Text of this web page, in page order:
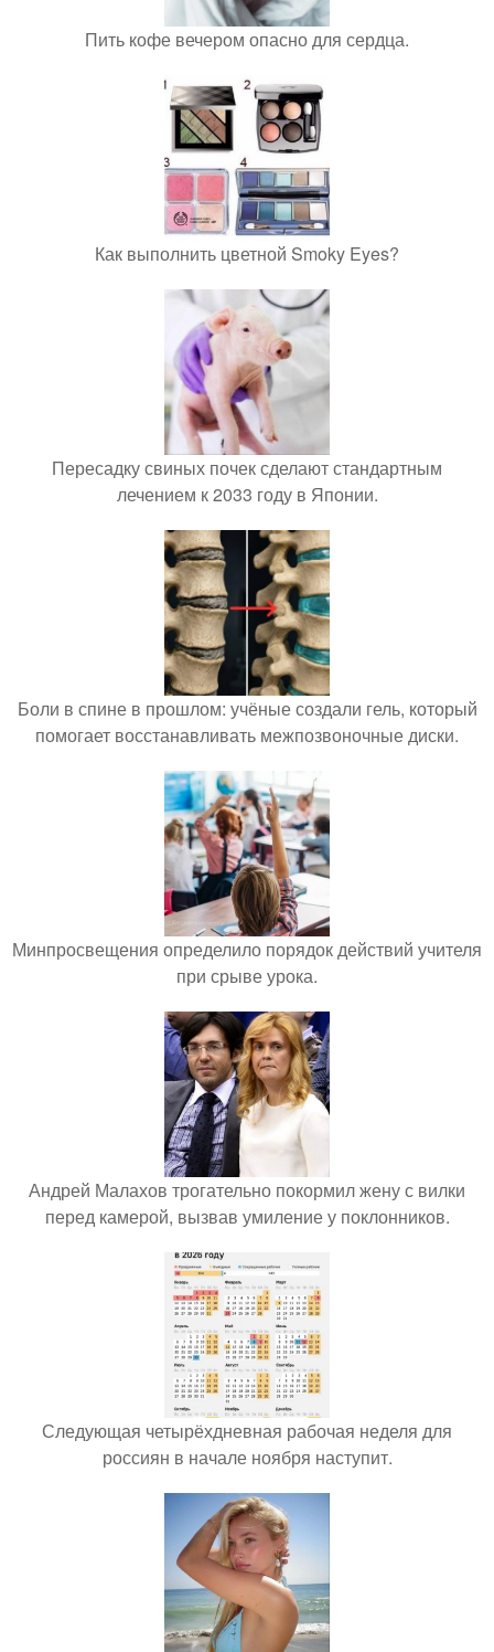
Пить кофе вечером опасно для сердца.
Как выполнить цветной Smoky Eyes?
Пересадку свиных почек сделают стандартным
лечением к 2033 году в Японии.
Боли в спине в прошлом: учёные создали гель, который
помогает восстанавливать межпозвоночные диски.
Минпросвещения определило порядок действий учителя
при срыве урока.
Андрей Малахов трогательно покормил жену с вилки
перед камерой, вызвав умиление у поклонников.
Следующая четырёхдневная рабочая неделя для
россиян в начале ноября наступит.